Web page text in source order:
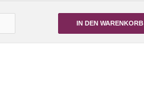
IN DEN WARENKORB